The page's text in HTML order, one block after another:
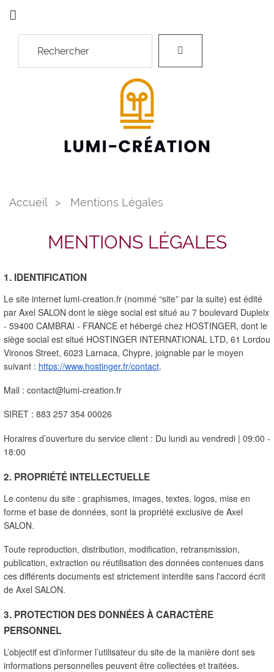
Accueil Mentions Légales
MENTIONS LÉGALES
1. IDENTIFICATION
Le site internet lumi-creation.fr (nommé “site” par la suite) est édité
par Axel SALON dont le siège social est situé au 7 boulevard Dupleix
- 59400 CAMBRAI - FRANCE et hébergé chez HOSTINGER, dont le
siège social est situé HOSTINGER INTERNATIONAL LTD, 61 Lordou
Vironos Street, 6023 Larnaca, Chypre, joignable par le moyen
suivant : https://www.hostinger.fr/contact.
Mail : contact@lumi-creation.fr
SIRET : 883 257 354 00026
Horaires d’ouverture du service client : Du lundi au vendredi | 09:00 -
18:00
2. PROPRIÉTÉ INTELLECTUELLE
Le contenu du site : graphismes, images, textes, logos, mise en
forme et base de données, sont la propriété exclusive de Axel
SALON.
Toute reproduction, distribution, modification, retransmission,
publication, extraction ou réutilisation des données contenues dans
ces différents documents est strictement interdite sans l'accord écrit
de Axel SALON.
3. PROTECTION DES DONNÉES À CARACTÈRE
PERSONNEL
L’objectif est d’informer l’utilisateur du site de la manière dont ses
informations personnelles peuvent être collectées et traitées.